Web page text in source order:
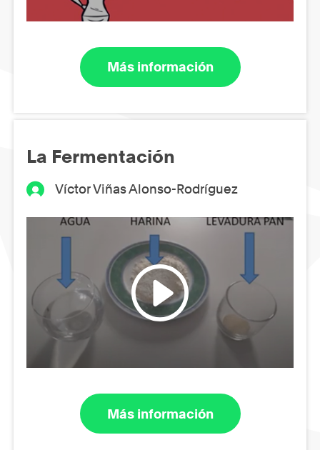
Más información
La Fermentación
Víctor Viñas Alonso-Rodríguez
Más información